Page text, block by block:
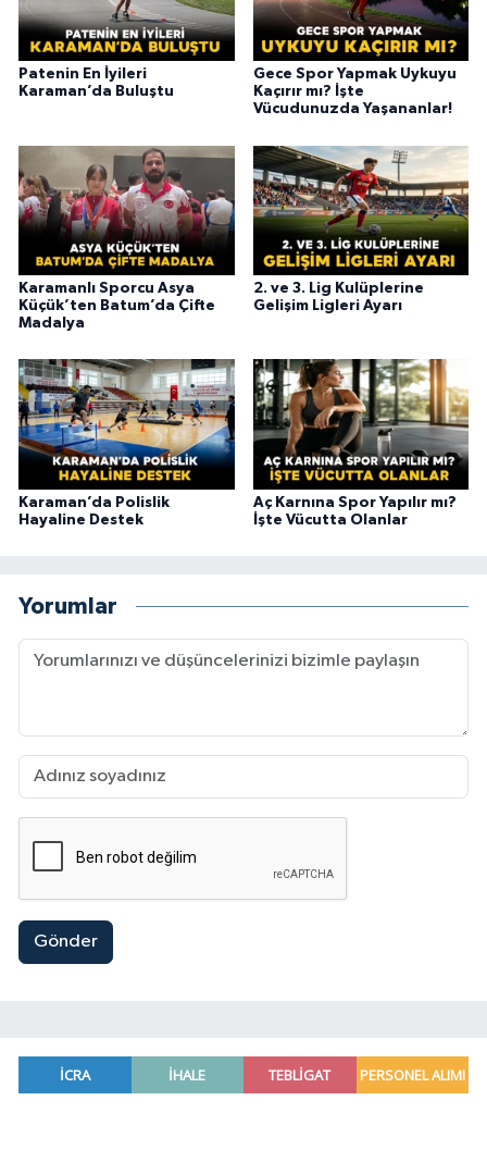
Patenin En İyileri
Karaman’da Buluştu
Gece Spor Yapmak Uykuyu
Kaçırır mı? İşte
Vücudunuzda Yaşananlar!
Karamanlı Sporcu Asya
Küçük’ten Batum’da Çifte
Madalya
2. ve 3. Lig Kulüplerine
Gelişim Ligleri Ayarı
Karaman’da Polislik
Hayaline Destek
Aç Karnına Spor Yapılır mı?
İşte Vücutta Olanlar
Yorumlar
Gönder